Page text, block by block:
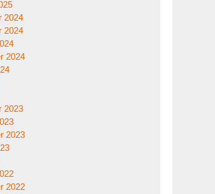
2024
2024
2024
2023
2023
2022